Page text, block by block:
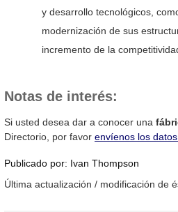
y desarrollo tecnológicos,
modernización de sus
incremento de la
Notas de interés:
Si usted desea dar a conocer una
Directorio, por favor envíenos los
Publicado por: Ivan Thompson
Última actualización / modificación de